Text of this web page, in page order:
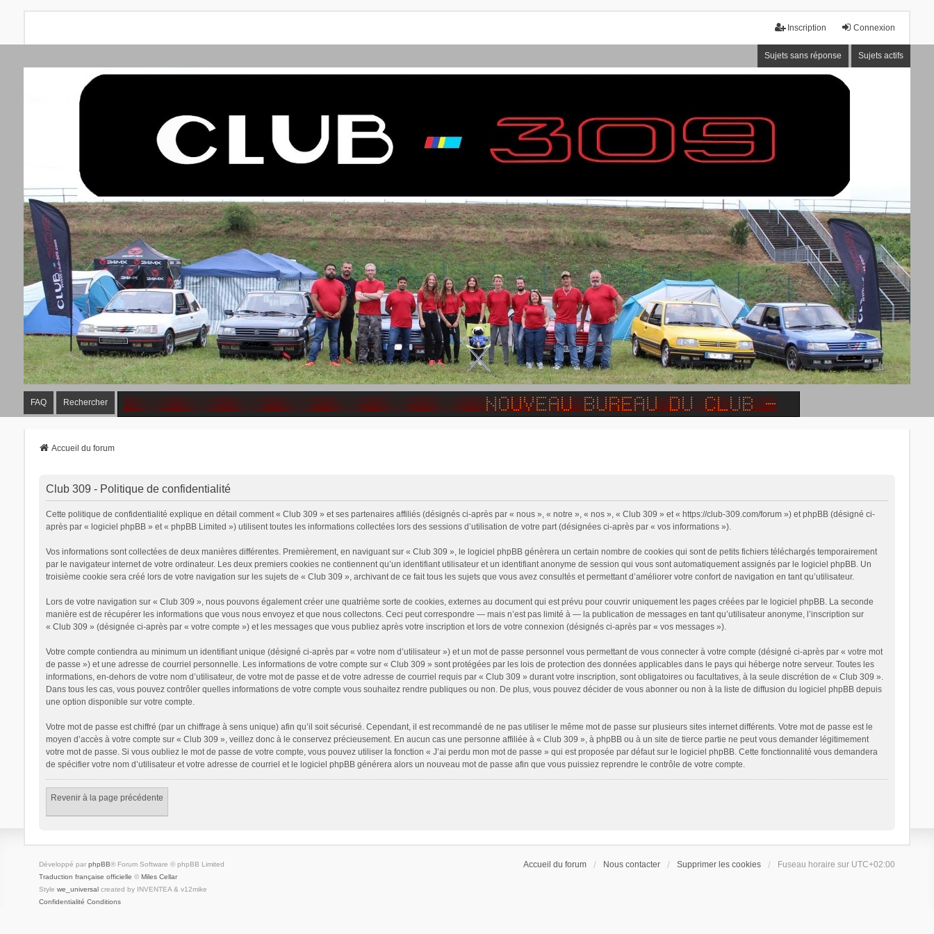
Connexion
Inscription
Sujets sans réponse Sujets actifs
FAQ Rechercher
Accueil du forum
Club 309 - Politique de confidentialité
Cette politique de confidentialité explique en détail comment « Club 309 » et ses partenaires affiliés (désignés ci-après par « nous », « notre », « nos », « Club 309 » et « https://club-309.com/forum ») et phpBB (désigné ci-
après par « logiciel phpBB » et « phpBB Limited ») utilisent toutes les informations collectées lors des sessions d’utilisation de votre part (désignées ci-après par « vos informations »).
Vos informations sont collectées de deux manières différentes. Premièrement, en naviguant sur « Club 309 », le logiciel phpBB génèrera un certain nombre de cookies qui sont de petits fichiers téléchargés temporairement
par le navigateur internet de votre ordinateur. Les deux premiers cookies ne contiennent qu’un identifiant utilisateur et un identifiant anonyme de session qui vous sont automatiquement assignés par le logiciel phpBB. Un
troisième cookie sera créé lors de votre navigation sur les sujets de « Club 309 », archivant de ce fait tous les sujets que vous avez consultés et permettant d’améliorer votre confort de navigation en tant qu’utilisateur.
Lors de votre navigation sur « Club 309 », nous pouvons également créer une quatrième sorte de cookies, externes au document qui est prévu pour couvrir uniquement les pages créées par le logiciel phpBB. La seconde
manière est de récupérer les informations que vous nous envoyez et que nous collectons. Ceci peut correspondre — mais n’est pas limité à — la publication de messages en tant qu’utilisateur anonyme, l’inscription sur
« Club 309 » (désignée ci-après par « votre compte ») et les messages que vous publiez après votre inscription et lors de votre connexion (désignés ci-après par « vos messages »).
Votre compte contiendra au minimum un identifiant unique (désigné ci-après par « votre nom d’utilisateur ») et un mot de passe personnel vous permettant de vous connecter à votre compte (désigné ci-après par « votre mot
de passe ») et une adresse de courriel personnelle. Les informations de votre compte sur « Club 309 » sont protégées par les lois de protection des données applicables dans le pays qui héberge notre serveur. Toutes les
informations, en-dehors de votre nom d’utilisateur, de votre mot de passe et de votre adresse de courriel requis par « Club 309 » durant votre inscription, sont obligatoires ou facultatives, à la seule discrétion de « Club 309 ».
Dans tous les cas, vous pouvez contrôler quelles informations de votre compte vous souhaitez rendre publiques ou non. De plus, vous pouvez décider de vous abonner ou non à la liste de diffusion du logiciel phpBB depuis
une option disponible sur votre compte.
Votre mot de passe est chiffré (par un chiffrage à sens unique) afin qu’il soit sécurisé. Cependant, il est recommandé de ne pas utiliser le même mot de passe sur plusieurs sites internet différents. Votre mot de passe est le
moyen d’accès à votre compte sur « Club 309 », veillez donc à le conservez précieusement. En aucun cas une personne affiliée à « Club 309 », à phpBB ou à un site de tierce partie ne peut vous demander légitimement
votre mot de passe. Si vous oubliez le mot de passe de votre compte, vous pouvez utiliser la fonction « J’ai perdu mon mot de passe » qui est proposée par défaut sur le logiciel phpBB. Cette fonctionnalité vous demandera
de spécifier votre nom d’utilisateur et votre adresse de courriel et le logiciel phpBB générera alors un nouveau mot de passe afin que vous puissiez reprendre le contrôle de votre compte.
Revenir à la page précédente
Accueil du forum Nous contacter Supprimer les cookies Fuseau horaire sur UTC+02:00
Développé par phpBB® Forum Software © phpBB Limited
Traduction française officielle © Miles Cellar
Style we_universalcreated by INVENTEA & v12mike
Confidentialité Conditions